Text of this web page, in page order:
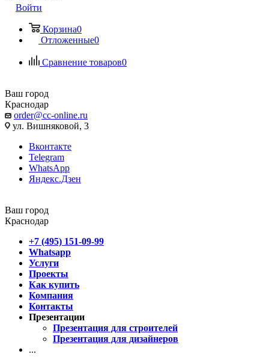
Войти
Корзина0
Отложенные0
Сравнение товаров0
Ваш город
Краснодар
order@cc-online.ru
ул. Вишняковой, 3
Вконтакте
Telegram
WhatsApp
Яндекс.Дзен
Ваш город
Краснодар
+7 (495) 151-09-99
Whatsapp
Услуги
Проекты
Как купить
Компания
Контакты
Презентации
Презентация для строителей
Презентация для дизайнеров
...